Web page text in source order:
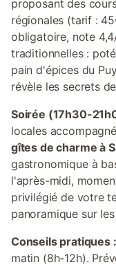
proposant des
régionales (tarif :
obligatoire, note
traditionnelles :
pain d'épices du
révèle les secrets
Soirée (17h30-
locales
gîtes de charme à
gastronomique à
l'après-midi,
privilégié de votre
panoramique sur
Conseils pratiques :
matin (8h-12h).